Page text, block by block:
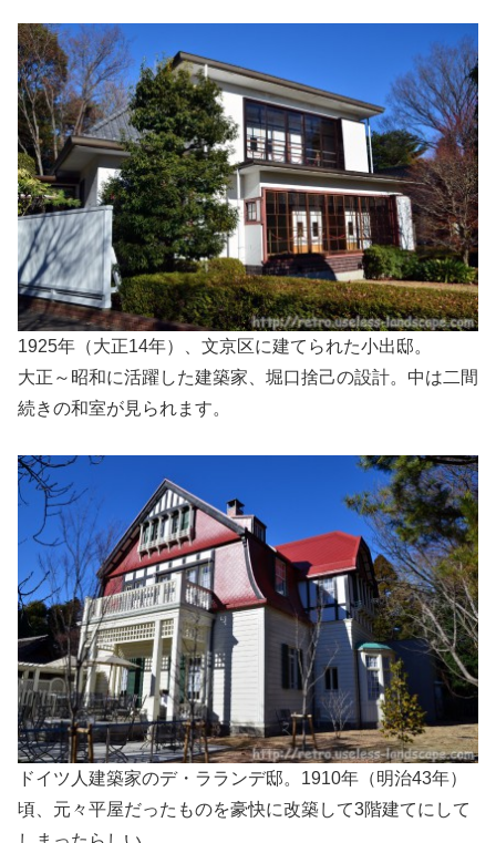
1925年（大正14年）、文京区に建てられた小出邸。
大正～昭和に活躍した建築家、堀口捨己の設計。中は二間
続きの和室が見られます。
ドイツ人建築家のデ・ラランデ邸。1910年（明治43年）
頃、元々平屋だったものを豪快に改築して3階建てにして